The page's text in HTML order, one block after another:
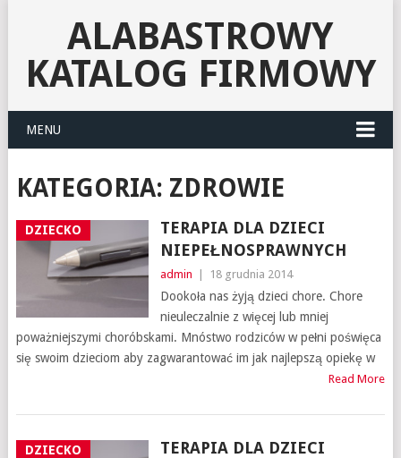
ALABASTROWY
KATALOG FIRMOWY
MENU
KATEGORIA: ZDROWIE
DZIECKO
TERAPIA DLA DZIECI
NIEPEŁNOSPRAWNYCH
admin 18 grudnia 2014
Dookoła nas żyją dzieci chore. Chore
nieuleczalnie z więcej lub mniej
poważniejszymi choróbskami. Mnóstwo rodziców w pełni poświęca
się swoim dzieciom aby zagwarantować im jak najlepszą opiekę w
Read More
DZIECKO
TERAPIA DLA DZIECI